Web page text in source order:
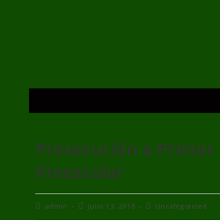
Prosecución a
Preescolar
admin julio 13, 2018 Uncategorized